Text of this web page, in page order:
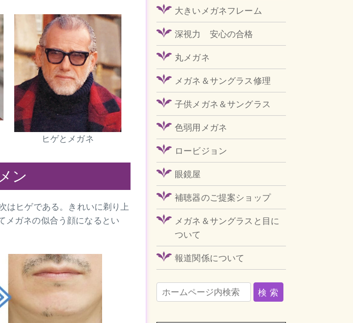
ヒゲとメガネ
ン
はヒゲである。きれいに剃り上
メガネの似合う顔になるとい
大きいメガネフレーム
深視力 安心の合格
丸メガネ
メガネ＆サングラス修理
子供メガネ＆サングラス
色弱用メガネ
ロービジョン
眼鏡屋
補聴器のご提案ショップ
メガネ＆サングラスと目に
ついて
報道関係について